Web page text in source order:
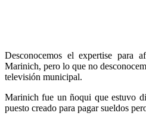
Desconocemos el expertise para
Marinich, pero lo que no
televisión municipal.
Marinich fue un ñoqui que estuvo
puesto creado para pagar sueldos